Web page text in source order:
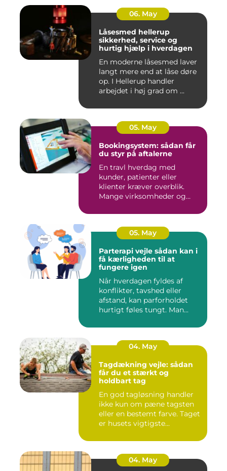
06. May
Låsesmed hellerup
sikkerhed, service og
hurtig hjælp i hverdagen
En moderne låsesmed laver
langt mere end at låse døre
op. I Hellerup handler
arbejdet i høj grad om ...
05. May
Bookingsystem: sådan får
du styr på aftalerne
En travl hverdag med
kunder, patienter eller
klienter kræver overblik.
Mange virksomheder og
05. May
Parterapi vejle sådan kan i
få kærligheden til at
fungere igen
Når hverdagen fyldes af
konflikter, tavshed eller
afstand, kan parforholdet
hurtigt føles tungt. Man...
04. May
Tagdækning vejle: sådan
får du et stærkt og
holdbart tag
En god tagløsning handler
ikke kun om pæne tagsten
eller en bestemt farve. Taget
er husets vigtigste...
04. May